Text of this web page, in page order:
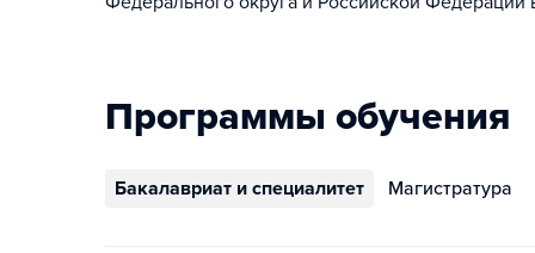
Программы обучения
Бакалавриат и специалитет Магистратура